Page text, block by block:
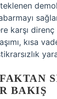
karşı direnç
kısa
BAKIŞ